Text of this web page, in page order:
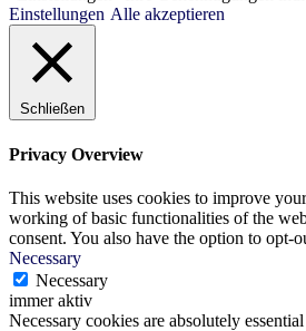
Einstellungen Alle akzeptieren
Schließen
Privacy Overview
This website uses cookies to improve
working of basic functionalities of the
consent. You also have the option to opt-
Necessary
Necessary
immer aktiv
Necessary cookies are absolutely